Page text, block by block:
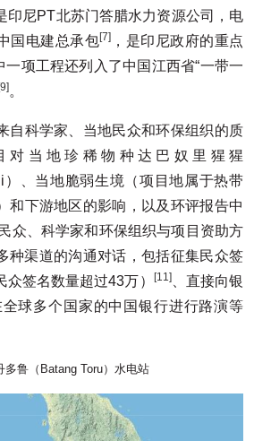
印尼PT北苏门答腊水力资源公司，电
国电建总承包[7] ，是印尼政府的重点
一项工程还列入了中国江西省“一带一
[9] 。
自科学家、当地民众和环保组织的质
对当地珍稀物种达巴奴里猩猩
）、当地脆弱生境（项目地属于热带
和下游地区的影响，以及环评报告中
众、科学家和环保组织与项目资助方
渠道的沟通对话，包括征集民众签
签名数量超过43万）
[11]、直接向银
全球多个国家的中国银行进行路演等
多鲁（Batang Toru）水电站